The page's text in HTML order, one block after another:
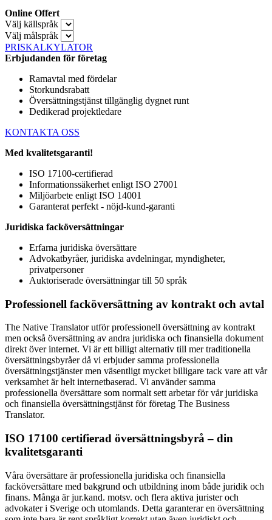
Online Offert
Välj källspråk
Välj målspråk
PRISKALKYLATOR
Erbjudanden för företag
Ramavtal med fördelar
Storkundsrabatt
Översättningstjänst tillgänglig dygnet runt
Dedikerad projektledare
KONTAKTA OSS
Med kvalitetsgaranti!
ISO 17100-certifierad
Informationssäkerhet enligt ISO 27001
Miljöarbete enligt ISO 14001
Garanterat perfekt - nöjd-kund-garanti
Juridiska facköversättningar
Erfarna juridiska översättare
Advokatbyråer, juridiska avdelningar, myndigheter,
privatpersoner
Auktoriserade översättningar till 50 språk
Professionell facköversättning av kontrakt och avtal
The Native Translator utför professionell översättning av kontrakt
men också översättning av andra juridiska och finansiella dokument
direkt över internet. Vi är ett billigt alternativ till mer traditionella
översättningsbyråer då vi erbjuder samma professionella
översättningstjänster men väsentligt mycket billigare tack vare att vår
verksamhet är helt internetbaserad. Vi använder samma
professionella översättare som normalt sett arbetar för vår juridiska
och finansiella översättningstjänst för företag The Business
Translator.
ISO 17100 certifierad översättningsbyrå – din
kvalitetsgaranti
Våra översättare är professionella juridiska och finansiella
facköversättare med bakgrund och utbildning inom både juridik och
finans. Många är jur.kand. motsv. och flera aktiva jurister och
advokater i Sverige och utomlands. Detta garanterar en översättning